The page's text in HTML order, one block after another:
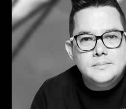
Inscribir
Boletería